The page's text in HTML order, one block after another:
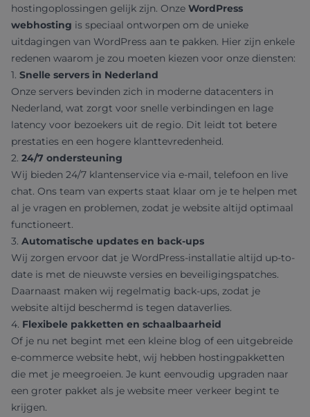
hostingoplossingen gelijk zijn. Onze WordPress
webhosting is speciaal ontworpen om de unieke
uitdagingen van WordPress aan te pakken. Hier zijn enkele
redenen waarom je zou moeten kiezen voor onze diensten:
1. Snelle servers in Nederland
Onze servers bevinden zich in moderne datacenters in
Nederland, wat zorgt voor snelle verbindingen en lage
latency voor bezoekers uit de regio. Dit leidt tot betere
prestaties en een hogere klanttevredenheid.
2. 24/7 ondersteuning
Wij bieden 24/7 klantenservice via e-mail, telefoon en live
chat. Ons team van experts staat klaar om je te helpen met
al je vragen en problemen, zodat je website altijd optimaal
functioneert.
3. Automatische updates en back-ups
Wij zorgen ervoor dat je WordPress-installatie altijd up-to-
date is met de nieuwste versies en beveiligingspatches.
Daarnaast maken wij regelmatig back-ups, zodat je
website altijd beschermd is tegen dataverlies.
4. Flexibele pakketten en schaalbaarheid
Of je nu net begint met een kleine blog of een uitgebreide
e-commerce website hebt, wij hebben hostingpakketten
die met je meegroeien. Je kunt eenvoudig upgraden naar
een groter pakket als je website meer verkeer begint te
krijgen.